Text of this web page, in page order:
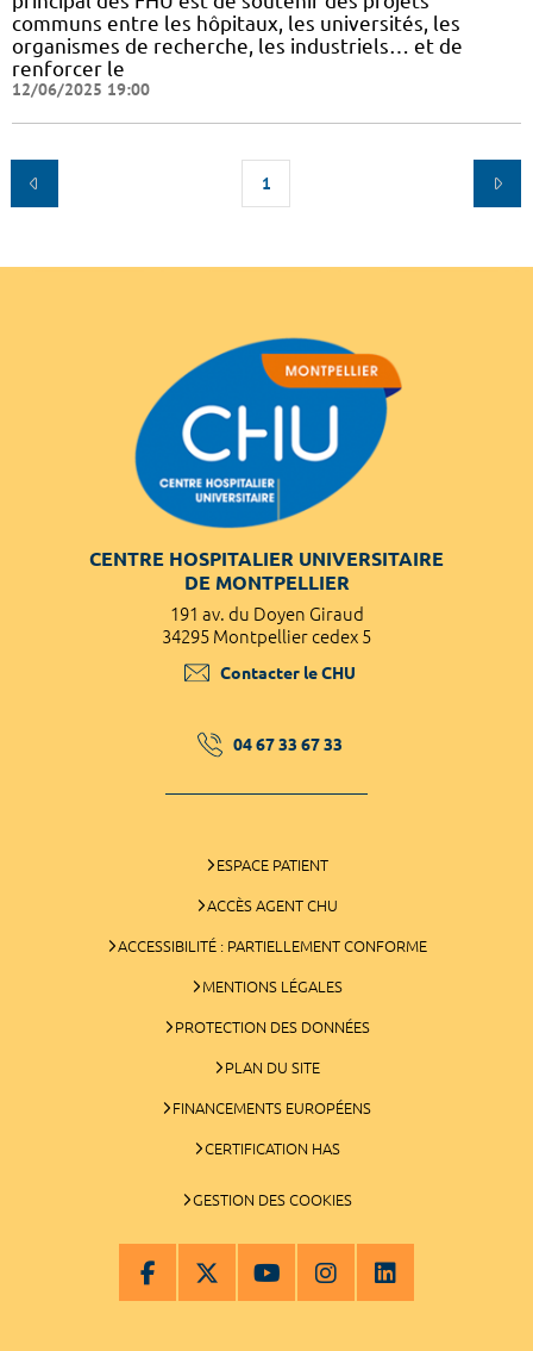
communs entre les hôpitaux, les universités, les
organismes de recherche, les industriels… et de
renforcer le
12/06/2025 19:00
1
CENTRE HOSPITALIER UNIVERSITAIRE
DE MONTPELLIER
191 av. du Doyen Giraud
34295 Montpellier cedex 5
Contacter le CHU
04 67 33 67 33
ESPACE PATIENT
ACCÈS AGENT CHU
ACCESSIBILITÉ : PARTIELLEMENT CONFORME
MENTIONS LÉGALES
PROTECTION DES DONNÉES
PLAN DU SITE
FINANCEMENTS EUROPÉENS
CERTIFICATION HAS
GESTION DES COOKIES